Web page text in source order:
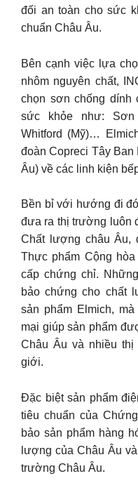
đối an toàn cho sức
chuẩn Châu Âu.
Bên cạnh việc lựa
nhôm nguyên chất,
chọn sơn chống dính
sức khỏe như: Sơn
Whitford (Mỹ)…
đoàn Copreci Tây Ban
Âu) về các linh kiện
Bền bỉ với hướng đi
đưa ra thị trường luôn
Chất lượng châu Âu,
Thực phẩm Cộng
cấp chứng chỉ.
bảo chứng cho chất
sản phẩm Elmich,
mại giúp sản phẩm
Châu Âu và nhiều
giới.
Đặc biệt sản phẩm
tiêu chuẩn của
bảo sản phẩm hàng
lượng của Châu Âu
trường Châu Âu.